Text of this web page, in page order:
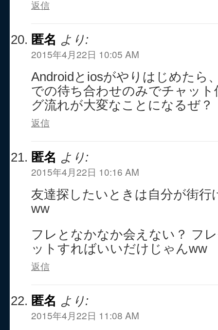
返信
匿名 より:
2015年4月22日 10:05 AM
Androidとiosがやりはじめたら
での待ち合わせのみでチャッ
グ流れが大変なことになるぜ？
返信
匿名 より:
2015年4月22日 10:16 AM
友達探したいときは自分が街
ww
フレとなかなか会えない？ フ
ットすればいいだけじゃんww
返信
匿名 より:
2015年4月22日 11:08 AM